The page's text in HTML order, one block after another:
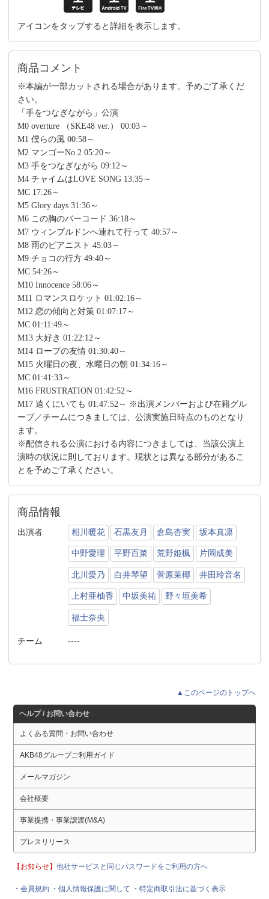
アイコンをタップすると詳細を表示します。
商品コメント
※本編が一部カットされる場合があります。予めご了承くだ
さい。
「手をつなぎながら」公演
M0 overture （SKE48 ver.） 00:03～
M1 僕らの風 00:58～
M2 マンゴーNo.2 05:20～
M3 手をつなぎながら 09:12～
M4 チャイムはLOVE SONG 13:35～
MC 17:26～
M5 Glory days 31:36～
M6 この胸のバーコード 36:18～
M7 ウィンブルドンへ連れて行って 40:57～
M8 雨のピアニスト 45:03～
M9 チョコの行方 49:40～
MC 54:26～
M10 Innocence 58:06～
M11 ロマンスロケット 01:02:16～
M12 恋の傾向と対策 01:07:17～
MC 01:11:49～
M13 大好き 01:22:12～
M14 ロープの友情 01:30:40～
M15 火曜日の夜、水曜日の朝 01:34:16～
MC 01:41:33～
M16 FRUSTRATION 01:42:52～
M17 遠くにいても 01:47:52～ ※出演メンバーおよび在籍グル
ープ／チームにつきましては、公演実施日時点のものとなり
ます。
※配信される公演における内容につきましては、当該公演上
演時の状況に則しております。現状とは異なる部分があるこ
とを予めご了承ください。
商品情報
出演者 相川暖花 石黒友月 倉島杏実 坂本真凛
中野愛理 平野百菜 荒野姫楓 片岡成美
北川愛乃 白井琴望 菅原茉椰 井田玲音名
上村亜柚香 中坂美祐 野々垣美希
福士奈央
チーム ----
▲このページのトップへ
ヘルプ / お問い合わせ
よくある質問・お問い合わせ
AKB48グループご利用ガイド
メールマガジン
会社概要
事業提携・事業譲渡(M&A)
プレスリリース
【お知らせ】他社サービスと同じパスワードをご利用の方へ
・会員規約 ・個人情報保護に関して ・特定商取引法に基づく表示